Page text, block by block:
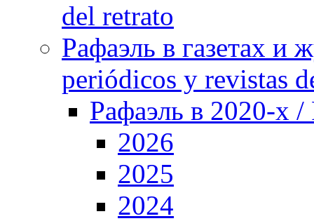
del retrato
Рафаэль в газетах и
periódicos y revistas
Рафаэль в 2020-х /
2026
2025
2024